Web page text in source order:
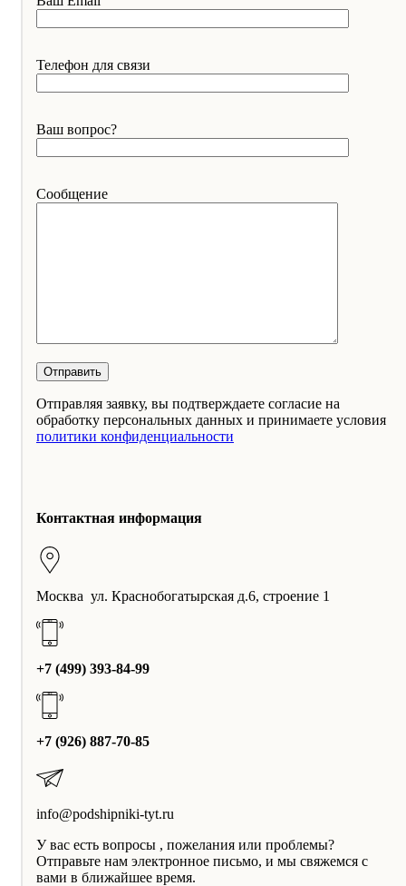
Телефон для связи
Ваш вопрос?
Сообщение
Отправляя заявку, вы подтверждаете согласие на
обработку персональных данных и принимаете условия
политики конфиденциальности
Контактная информация
Москва ул. Краснобогатырская д.6, строение 1
+7 (499) 393-84-99
+7 (926) 887-70-85
info@podshipniki-tyt.ru
У вас есть вопросы , пожелания или проблемы?
Отправьте нам электронное письмо, и мы свяжемся с
вами в ближайшее время.